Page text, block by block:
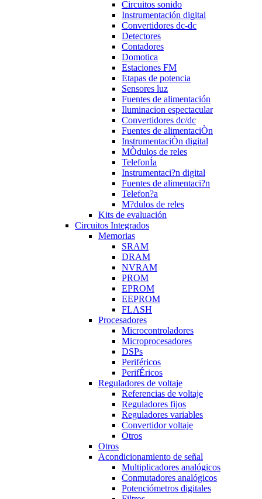
Circuitos sonido
Instrumentación digital
Convertidores dc-dc
Detectores
Contadores
Domotica
Estaciones FM
Etapas de potencia
Sensores luz
Fuentes de alimentación
Iluminacion espectacular
Convertidores dc/dc
Fuentes de alimentaciÒn
InstrumentaciÒn digital
MÒdulos de reles
TelefonÍa
Instrumentaci?n digital
Fuentes de alimentaci?n
Telefon?a
M?dulos de reles
Kits de evaluación
Circuitos Integrados
Memorias
SRAM
DRAM
NVRAM
PROM
EPROM
EEPROM
FLASH
Procesadores
Microcontroladores
Microprocesadores
DSPs
Periféricos
PerifÉricos
Reguladores de voltaje
Referencias de voltaje
Reguladores fijos
Reguladores variables
Convertidor voltaje
Otros
Otros
Acondicionamiento de señal
Multiplicadores analógicos
Conmutadores analógicos
Potenciómetros digitales